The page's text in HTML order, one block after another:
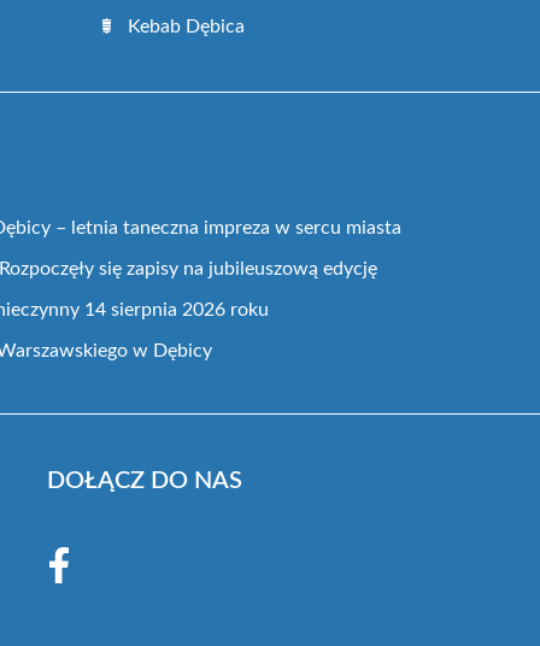
Kebab Dębica
– letnia taneczna impreza w sercu miasta
się zapisy na jubileuszową edycję
14 sierpnia 2026 roku
w Dębicy
DOŁĄCZ DO NAS